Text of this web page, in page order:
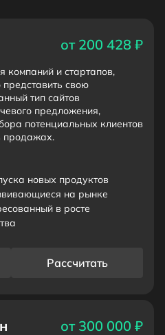
от 200 428 ₽
компаний и стартапов,
свою
тип сайтов
предложения,
потенциальных клиентов
продажах.
новых продуктов
на рынке
в росте
Рассчитать
от 300 000 ₽